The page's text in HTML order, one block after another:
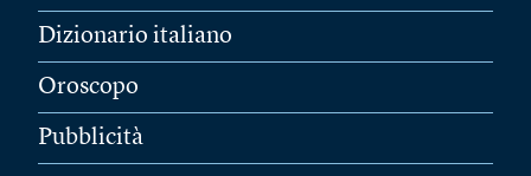
Dizionario italiano
Oroscopo
Pubblicità